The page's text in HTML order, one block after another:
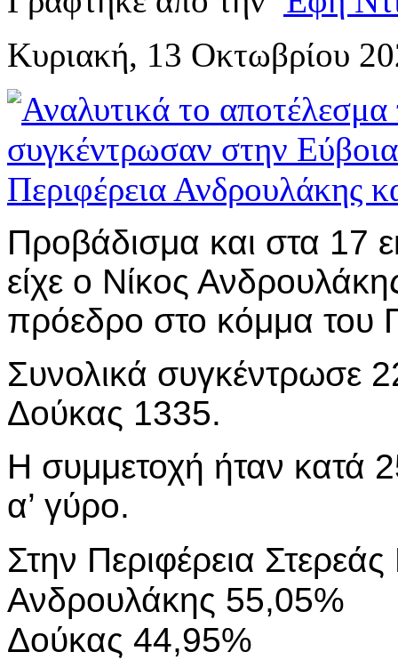
Κυριακή, 13 Οκτωβρίου
Προβάδισμα και στα 17
είχε ο Νίκος
πρόεδρο στο κόμμα
Συνολικά συγκέντρωσε
Δούκας 1335.
Η συμμετοχή ήταν κατά
α’ γύρο.
Στην Περιφέρεια
Ανδρουλάκης 55,05%
Δούκας 44,95%